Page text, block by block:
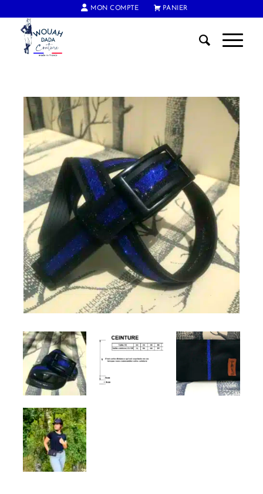
MON COMPTE PANIER